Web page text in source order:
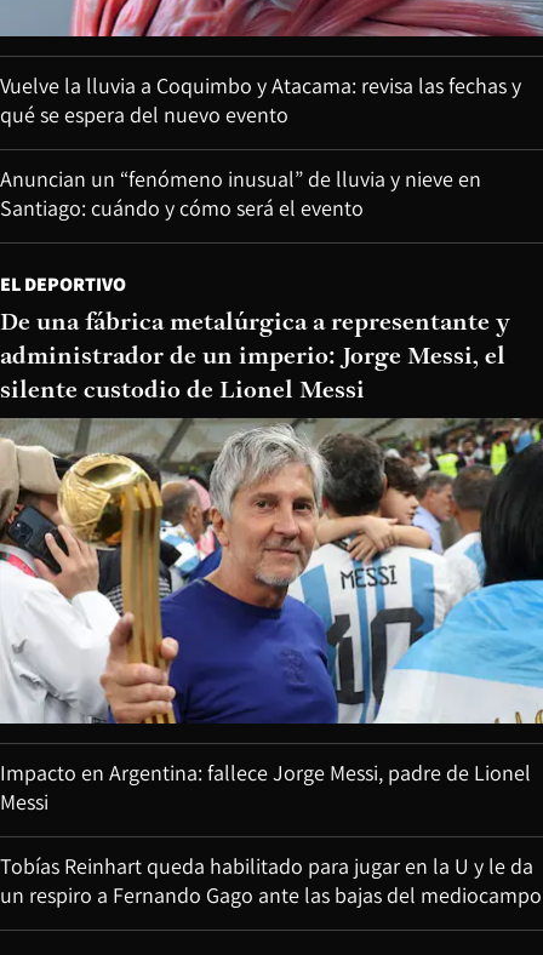
Vuelve la lluvia a Coquimbo y Atacama: revisa las fechas y
qué se espera del nuevo evento
Anuncian un “fenómeno inusual” de lluvia y nieve en
Santiago: cuándo y cómo será el evento
EL DEPORTIVO
De una fábrica metalúrgica a representante y
administrador de un imperio: Jorge Messi, el
silente custodio de Lionel Messi
Impacto en Argentina: fallece Jorge Messi, padre de Lionel
Messi
Tobías Reinhart queda habilitado para jugar en la U y le da
un respiro a Fernando Gago ante las bajas del mediocampo